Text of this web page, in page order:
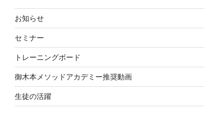
お知らせ
セミナー
トレーニングボード
御木本メソッドアカデミー推奨動画
生徒の活躍